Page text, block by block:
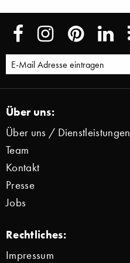
Über uns:
Über uns / Dienstleistungen
Team
Kontakt
Presse
Jobs
Rechtliches:
Impressum